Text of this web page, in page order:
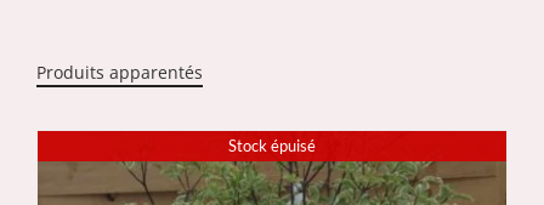
Produits apparentés
Stock épuisé